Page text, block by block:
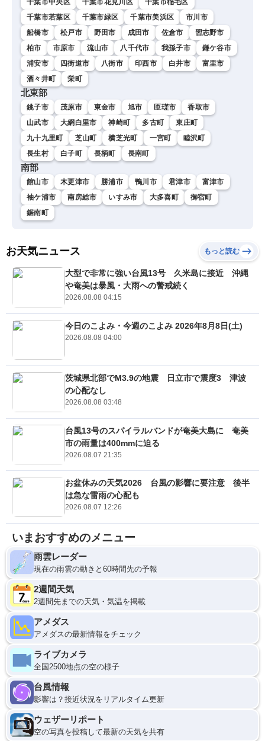
千葉市中央区 千葉市花見川区
千葉市稲毛区
千葉市若葉区
千葉市緑区 千葉市美浜区
市川市
船橋市
松戸市 野田市 成田市 佐倉市
習志野市
柏市
市原市 流山市 八千代市 我孫子市
鎌ケ谷市
浦安市
四街道市 八街市 印西市 白井市
富里市
酒々井町
栄町
北東部
銚子市 茂原市 東金市 旭市 匝瑳市
香取市
山武市
大網白里市 神崎町 多古町
東庄町
九十九里町
芝山町 横芝光町 一宮町
睦沢町
長生村
白子町 長柄町 長南町
南部
館山市 木更津市 勝浦市 鴨川市 君津市
富津市
袖ケ浦市
南房総市 いすみ市 大多喜町
御宿町
鋸南町
お天気ニュース もっと読む
大型で非常に強い台風13号 久米島に接近 沖縄
や奄美は暴風・大雨への警戒続く
2026.08.08 04:15
今日のこよみ・今週のこよみ 2026年8月8日(土)
2026.08.08 04:00
茨城県北部でM3.9の地震 日立市で震度3 津波
の心配なし
2026.08.08 03:48
台風13号のスパイラルバンドが奄美大島に 奄美
市の雨量は400mmに迫る
2026.08.07 21:35
お盆休みの天気2026 台風の影響に要注意 後半
は急な雷雨の心配も
2026.08.07 12:26
いまおすすめのメニュー
雨雲レーダー
現在の雨雲の動きと60時間先の予報
2週間天気
2週間先までの天気・気温を掲載
アメダス
アメダスの最新情報をチェック
ライブカメラ
全国2500地点の空の様子
台風情報
影響は？接近状況をリアルタイム更新
ウェザーリポート
空の写真を投稿して最新の天気を共有